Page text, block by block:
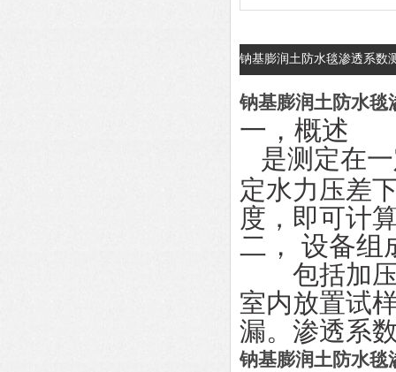
钠基膨润土防水毯渗透系数
钠基膨润土防水毯
一，概述
是测定在
定水力压差
度，即可计
二， 设备组
包括加压
室内放置试
漏。渗透系
钠基膨润土防水毯